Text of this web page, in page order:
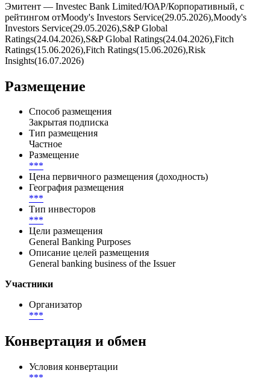
Эмитент — Investec Bank Limited/ЮАР/Корпоративный, с
рейтингом отMoody's Investors Service(29.05.2026),Moody's
Investors Service(29.05.2026),S&P Global
Ratings(24.04.2026),S&P Global Ratings(24.04.2026),Fitch
Ratings(15.06.2026),Fitch Ratings(15.06.2026),Risk
Insights(16.07.2026)
Размещение
Способ размещения
Закрытая подписка
Тип размещения
Частное
Размещение
***
Цена первичного размещения (доходность)
География размещения
***
Тип инвесторов
***
Цели размещения
General Banking Purposes
Описание целей размещения
General banking business of the Issuer
Участники
Организатор
***
Конвертация и обмен
Условия конвертации